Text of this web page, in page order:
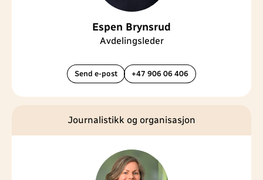
Espen Brynsrud
Avdelingsleder
Send e-post +47 906 06 406
Journalistikk og organisasjon